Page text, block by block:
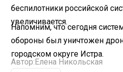
беспилотники российской
увеличивается.
Напомним, что сегодня
обороны был уничтожен
городском округе Истра.
Автор: Елена Никольская